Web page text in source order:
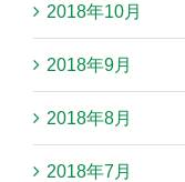
2018年10月
2018年9月
2018年8月
2018年7月